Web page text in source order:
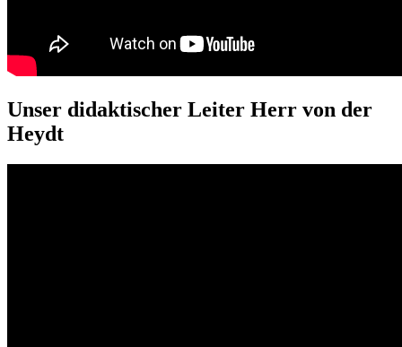
Unser didaktischer Leiter Herr von der
Heydt